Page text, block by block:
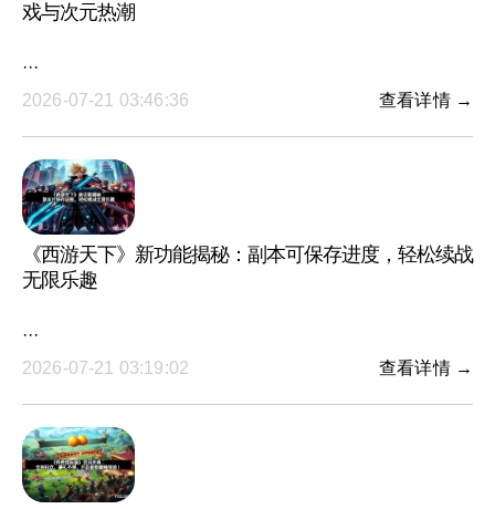
戏与次元热潮
···
2026-07-21 03:46:36
查看详情 →
《西游天下》新功能揭秘：副本可保存进度，轻松续战
无限乐趣
···
2026-07-21 03:19:02
查看详情 →